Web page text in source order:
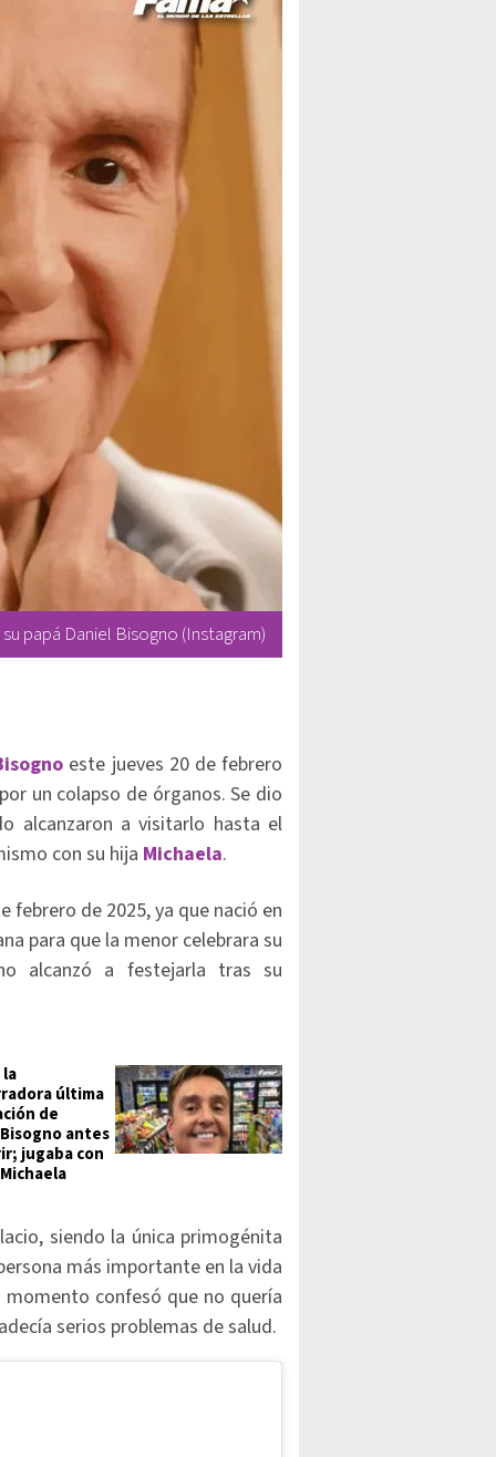
papá Daniel Bisogno (Instagram)
este jueves 20 de febrero
un colapso de órganos. Se dio
alcanzaron a visitarlo hasta el
con su hija Michaela.
febrero de 2025, ya que nació en
para que la menor celebrara su
alcanzó a festejarla tras su
última
de
antes
jugaba con
siendo la única primogénita
más importante en la vida
confesó que no quería
serios problemas de salud.